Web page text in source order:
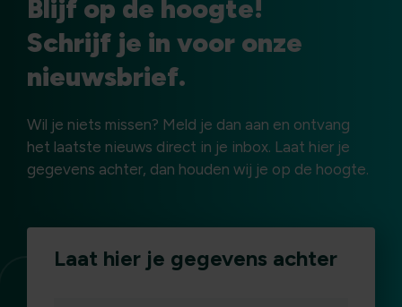
Blijf op de hoogte!
Schrijf je in voor onze
nieuwsbrief.
Wil je niets missen? Meld je dan aan en ontvang
het laatste nieuws direct in je inbox. Laat hier je
gegevens achter, dan houden wij je op de hoogte.
Laat hier je gegevens achter